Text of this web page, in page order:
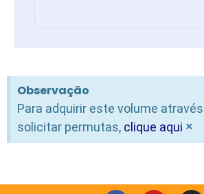
Observação
Para adquirir este volume
solicitar permutas, clique aqui ×